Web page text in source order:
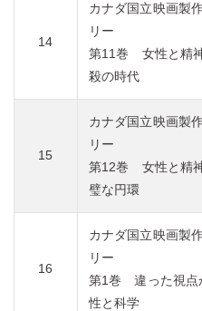
14
カナダ国立映画製
リー
第11巻 女性と精
殺の時代
15
カナダ国立映画製
リー
第12巻 女性と精
璧な円環
16
カナダ国立映画製
リー
第1巻 違った視点
性と科学